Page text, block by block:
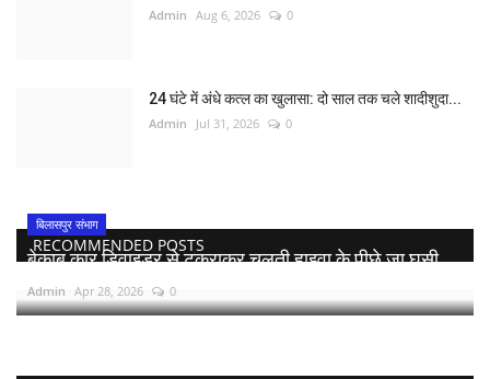
Admin Aug 6, 2026 0
24 घंटे में अंधे कत्ल का खुलासा: दो साल तक चले शादीशुदा...
Admin Jul 31, 2026 0
RECOMMENDED POSTS
बिलासपुर संभाग
बेकाबू कार डिवाइडर से टकराकर चलती हाइवा के पीछे जा घुसी,...
Admin Apr 28, 2026 0